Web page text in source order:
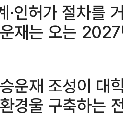
·인허가 절차를
재는 오는
운재 조성이 대
경울 구축하는